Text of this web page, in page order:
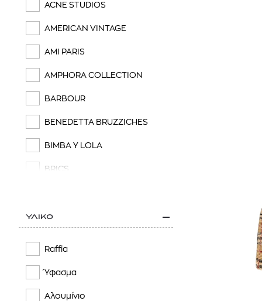
ACNE STUDIOS
AMERICAN VINTAGE
AMI PARIS
AMPHORA COLLECTION
BARBOUR
BENEDETTA BRUZZICHES
BIMBA Y LOLA
BRICS
CALLISTA
ΥΛΙΚΟ
Raffia
Ύφασμα
Αλουμίνιο